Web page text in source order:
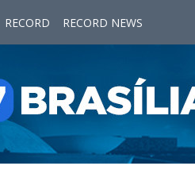
RECORD RECORD NEWS